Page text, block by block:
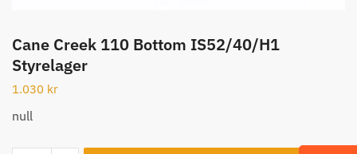
Cane Creek 110 Bottom IS52/40/H1
Styrelager
1.030 kr
null